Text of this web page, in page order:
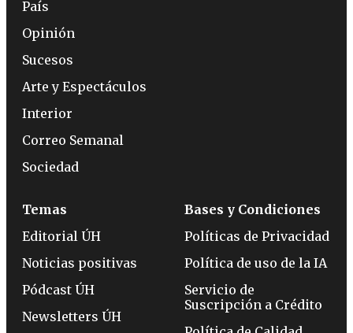
País
Opinión
Sucesos
Arte y Espectáculos
Interior
Correo Semanal
Sociedad
Temas
Editorial ÚH
Noticias positivas
Pódcast ÚH
Newsletters ÚH
Bases y Condiciones
Políticas de Privacidad
Política de uso de la IA
Servicio de
Suscripción a Crédito